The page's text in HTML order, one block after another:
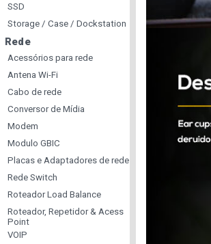
SSD
Storage / Case / Dockstation
Rede
Acessórios para rede
Antena Wi-Fi
Cabo de rede
Conversor de Mídia
Modem
Modulo GBIC
Placas e Adaptadores de rede
Rede Switch
Roteador Load Balance
Roteador, Repetidor & Acess
Point
VOIP